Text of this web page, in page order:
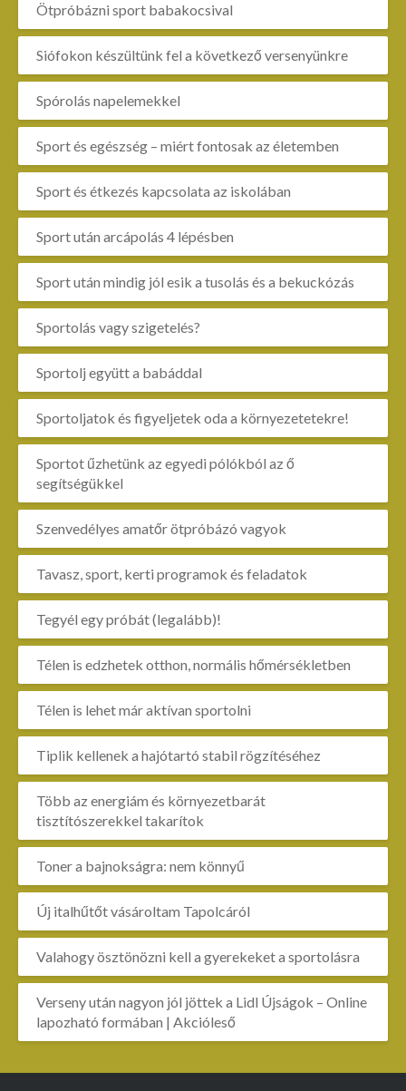
Ötpróbázni sport babakocsival
Siófokon készültünk fel a következő versenyünkre
Spórolás napelemekkel
Sport és egészség – miért fontosak az életemben
Sport és étkezés kapcsolata az iskolában
Sport után arcápolás 4 lépésben
Sport után mindig jól esik a tusolás és a bekuckózás
Sportolás vagy szigetelés?
Sportolj együtt a babáddal
Sportoljatok és figyeljetek oda a környezetetekre!
Sportot űzhetünk az egyedi pólókból az ő
segítségükkel
Szenvedélyes amatőr ötpróbázó vagyok
Tavasz, sport, kerti programok és feladatok
Tegyél egy próbát (legalább)!
Télen is edzhetek otthon, normális hőmérsékletben
Télen is lehet már aktívan sportolni
Tiplik kellenek a hajótartó stabil rögzítéséhez
Több az energiám és környezetbarát
tisztítószerekkel takarítok
Toner a bajnokságra: nem könnyű
Új italhűtőt vásároltam Tapolcáról
Valahogy ösztönözni kell a gyerekeket a sportolásra
Verseny után nagyon jól jöttek a Lidl Újságok – Online
lapozható formában | Akcióleső